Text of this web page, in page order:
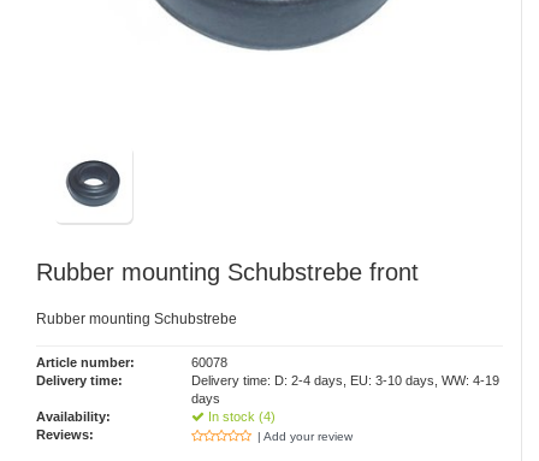
Rubber mounting Schubstrebe front
Rubber mounting Schubstrebe
Article number:
60078
Delivery time:
Delivery time: D: 2-4 days, EU: 3-10 days, WW: 4-19
days
Availability:
In stock (4)
Reviews:
| Add your review